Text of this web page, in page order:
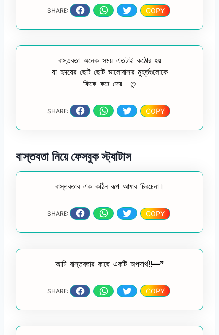
SHARE: COPY
বাস্তবতা অনেক সময় এতটাই কঠোর হয়
যা হৃদয়ের ছোট ছোট ভালোবাসার মুহূর্তগুলোকে
ফিকে করে দেয়—ღ
SHARE: COPY
বাস্তবতা নিয়ে ফেসবুক স্ট্যাটাস
বাস্তবতার এক কঠিন রূপ আমার চিরচেনা।
SHARE: COPY
আমি বাস্তবতার কাছে একটি অপদার্থ!!━❞
SHARE: COPY